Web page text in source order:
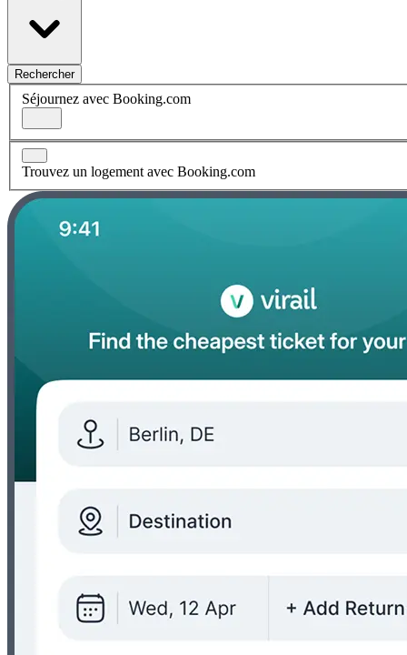
Rechercher
Séjournez avec Booking.com
Trouvez un logement avec Booking.com